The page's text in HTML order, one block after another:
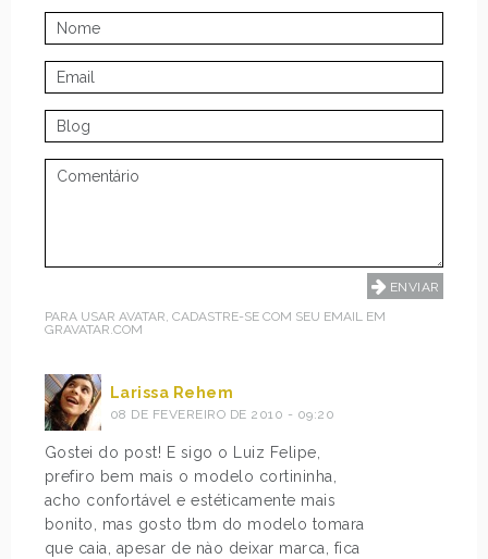
PARA USAR AVATAR, CADASTRE-SE COM SEU EMAIL EM
GRAVATAR.COM
Larissa Rehem
08 DE FEVEREIRO DE 2010 - 09:20
Gostei do post! E sigo o Luiz Felipe,
prefiro bem mais o modelo cortininha,
acho confortável e estéticamente mais
bonito, mas gosto tbm do modelo tomara
que caia, apesar de nào deixar marca, fica